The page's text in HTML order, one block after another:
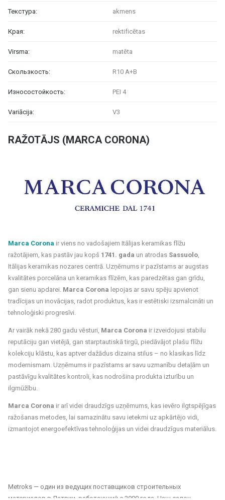
RAŽOTĀJS (MARCA CORONA)
Marca Corona ir viens no vadošajiem Itālijas keramikas flīžu
ražotājiem, kas pastāv jau kopš 1741. gada un atrodas Sassuolo,
Itālijas keramikas nozares centrā. Uzņēmums ir pazīstams ar augstas
kvalitātes porcelāna un keramikas flīzēm, kas paredzētas gan grīdu,
gan sienu apdarei. Marca Corona lepojas ar savu spēju apvienot
tradīcijas un inovācijas, radot produktus, kas ir estētiski izsmalcināti un
tehnoloģiski progresīvi.
Ar vairāk nekā 280 gadu vēsturi, Marca Corona ir izveidojusi stabilu
reputāciju gan vietējā, gan starptautiskā tirgū, piedāvājot plašu flīžu
kolekciju klāstu, kas aptver dažādus dizaina stilus – no klasikas līdz
modernismam. Uzņēmums ir pazīstams ar savu uzmanību detaļām un
pastāvīgu kvalitātes kontroli, kas nodrošina produkta izturību un
ilgmūžību.
Marca Corona ir arī videi draudzīgs uzņēmums, kas ievēro ilgtspējīgas
ražošanas metodes, lai samazinātu savu ietekmi uz apkārtējo vidi,
izmantojot energoefektīvas tehnoloģijas un videi draudzīgus materiālus.
Текстура: akmens
Края: rektificētas
Virsma: matēta
Скользкость: R10 A+B
Износостойкость: PEI 4
Variācija: V3
Metroks — один из ведущих поставщиков строительных
материалов в Латвии, работающий с 2000 года. Наш салон